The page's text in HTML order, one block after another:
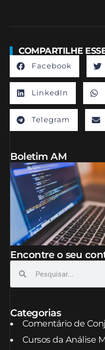
COMPARTILHE
Facebook
LinkedIn
Telegram
Boletim AM
Encontre o seu
Categorias
Comentário de
Cursos da Análise